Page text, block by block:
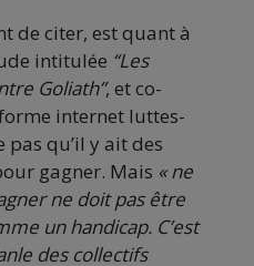
de citer, est quant à
intitulée “Les
Goliath”, et co-
internet luttes-
pas qu’il y ait des
gagner. Mais « ne
ne doit pas être
un handicap. C’est
des collectifs